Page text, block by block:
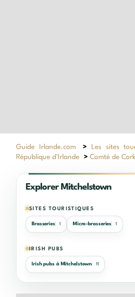
Guide Irlande.com > Les sites
République d'Irlande
> Comté de Cork
Explorer Mitchelstown
SITES TOURISTIQUES
Brasseries 1 Micro-brasseries 1
IRISH PUBS
Irish pubs à Mitchelstown 11